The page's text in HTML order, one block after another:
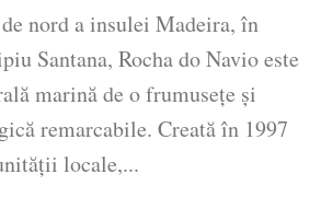
nord a insulei Madeira, în
Santana, Rocha do Navio este
marină de o frumusețe și
remarcabile. Creată în 1997
locale,...